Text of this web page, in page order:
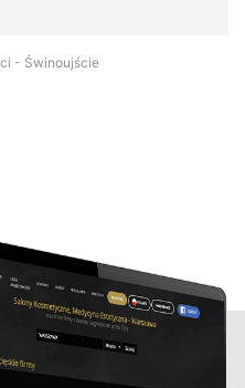
- Świnoujście